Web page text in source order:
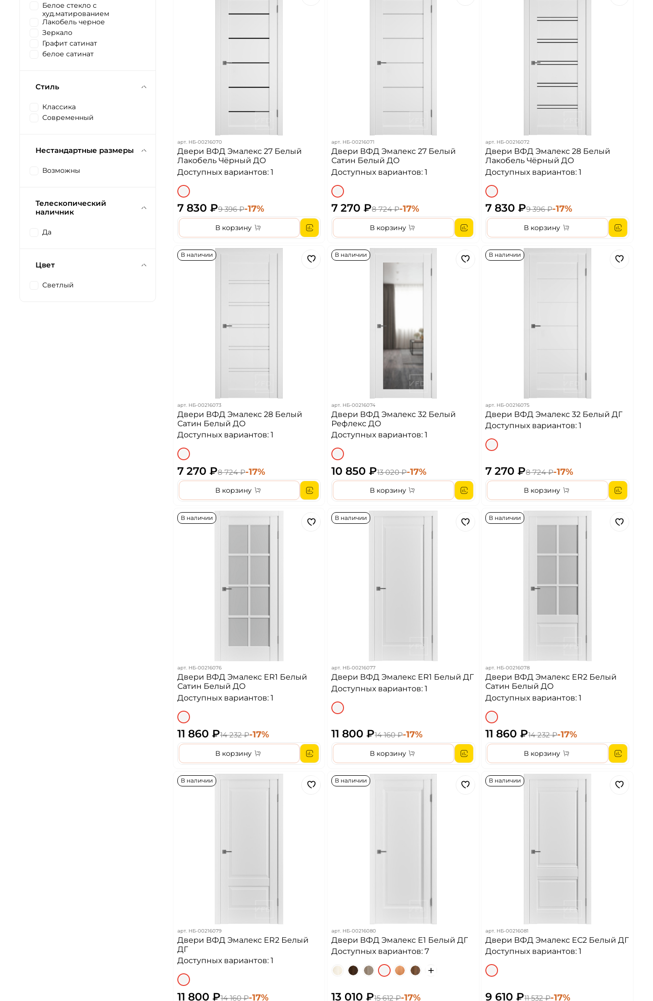
арт. НБ-00216070
Двери ВФД Эмалекс 27 Белый
Лакобель Чёрный ДО
Доступных вариантов: 1
7 830 ₽9 396 ₽-17%
В корзину
арт. НБ-00216071
Двери ВФД Эмалекс 27 Белый
Сатин Белый ДО
Доступных вариантов: 1
7 270 ₽8 724 ₽-17%
В корзину
арт. НБ-00216072
Двери ВФД Эмалекс 28 Белый
Лакобель Чёрный ДО
Доступных вариантов: 1
7 830 ₽9 396 ₽-17%
В корзину
В наличии
арт. НБ-00216073
Двери ВФД Эмалекс 28 Белый
Сатин Белый ДО
Доступных вариантов: 1
7 270 ₽8 724 ₽-17%
В корзину
В наличии
арт. НБ-00216074
Двери ВФД Эмалекс 32 Белый
Рефлекс ДО
Доступных вариантов: 1
10 850 ₽13 020 ₽-17%
В корзину
В наличии
арт. НБ-00216075
Двери ВФД Эмалекс 32 Белый ДГ
Доступных вариантов: 1
7 270 ₽8 724 ₽-17%
В корзину
В наличии
арт. НБ-00216076
Двери ВФД Эмалекс ER1 Белый
Сатин Белый ДО
Доступных вариантов: 1
11 860 ₽14 232 ₽-17%
В корзину
В наличии
арт. НБ-00216077
Двери ВФД Эмалекс ER1 Белый ДГ
Доступных вариантов: 1
11 800 ₽14 160 ₽-17%
В корзину
В наличии
арт. НБ-00216078
Двери ВФД Эмалекс ER2 Белый
Сатин Белый ДО
Доступных вариантов: 1
11 860 ₽14 232 ₽-17%
В корзину
В наличии
арт. НБ-00216079
Двери ВФД Эмалекс ER2 Белый
ДГ
Доступных вариантов: 1
11 800 ₽14 160 ₽-17%
В наличии
арт. НБ-00216080
Двери ВФД Эмалекс E1 Белый ДГ
Доступных вариантов: 7
13 010 ₽15 612 ₽-17%
В наличии
арт. НБ-00216081
Двери ВФД Эмалекс EC2 Белый ДГ
Доступных вариантов: 1
9 610 ₽11 532 ₽-17%
Белое стекло с
худ.матированием
Лакобель черное
Зеркало
Графит сатинат
белое сатинат
Стиль
Классика
Современный
Нестандартные размеры
Возможны
Телескопический
наличник
Да
Цвет
Светлый